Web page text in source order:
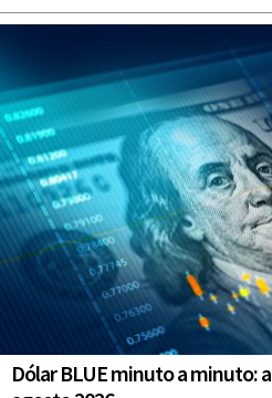
Dólar BLUE minuto a minuto: